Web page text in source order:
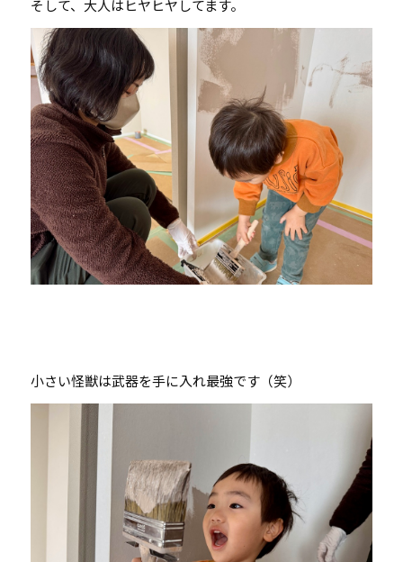
そして、大人はヒヤヒヤしてます。
小さい怪獣は武器を手に入れ最強です（笑）